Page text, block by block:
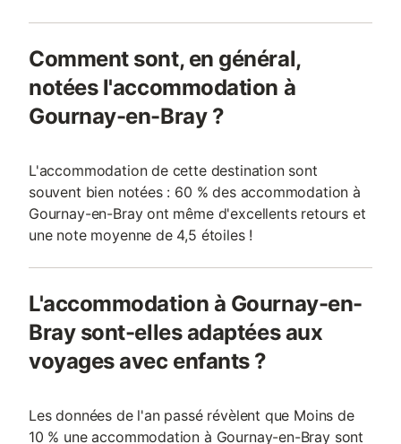
Comment sont, en général,
notées l'accommodation à
Gournay-en-Bray ?
L'accommodation de cette destination sont
souvent bien notées : 60 % des accommodation à
Gournay-en-Bray ont même d'excellents retours et
une note moyenne de 4,5 étoiles !
L'accommodation à Gournay-en-
Bray sont-elles adaptées aux
voyages avec enfants ?
Les données de l'an passé révèlent que Moins de
10 % une accommodation à Gournay-en-Bray sont